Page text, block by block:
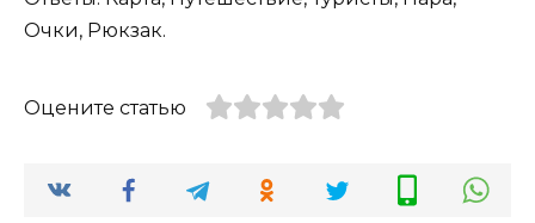
Очки, Рюкзак.
Оцените статью